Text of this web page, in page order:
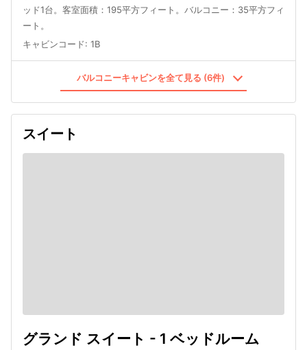
ッド1台。客室面積：195平方フィート。バルコニー：35平方フィ
ート。
キャビンコード: 1B
バルコニーキャビンを全て見る (6件)
スイート
グランド スイート - 1 ベッドルーム